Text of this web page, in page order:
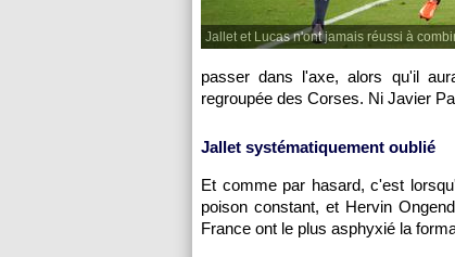
Jallet et Lucas n'ont jamais réussi à
passer dans l'axe, alors qu'il
regroupée des Corses. Ni Javier
Jallet systématiquement oublié
Et comme par hasard, c'est
poison constant, et Hervin
France ont le plus asphyxié la